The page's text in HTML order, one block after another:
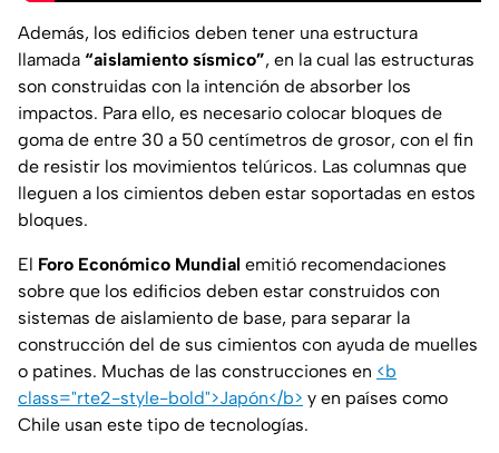
Además, los edificios deben tener una estructura
llamada “aislamiento sísmico”, en la cual las estructuras
son construidas con la intención de absorber los
impactos. Para ello, es necesario colocar bloques de
goma de entre 30 a 50 centímetros de grosor, con el fin
de resistir los movimientos telúricos. Las columnas que
lleguen a los cimientos deben estar soportadas en estos
bloques.
El Foro Económico Mundial emitió recomendaciones
sobre que los edificios deben estar construidos con
sistemas de aislamiento de base, para separar la
construcción del de sus cimientos con ayuda de muelles
o patines. Muchas de las construcciones en <b
class="rte2-style-bold">Japón</b> y en países como
Chile usan este tipo de tecnologías.